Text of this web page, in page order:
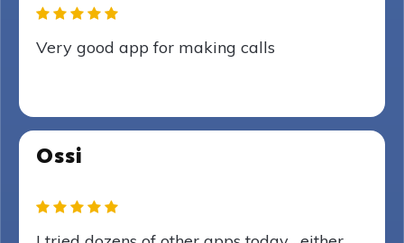
Very good app for making calls
Ossi